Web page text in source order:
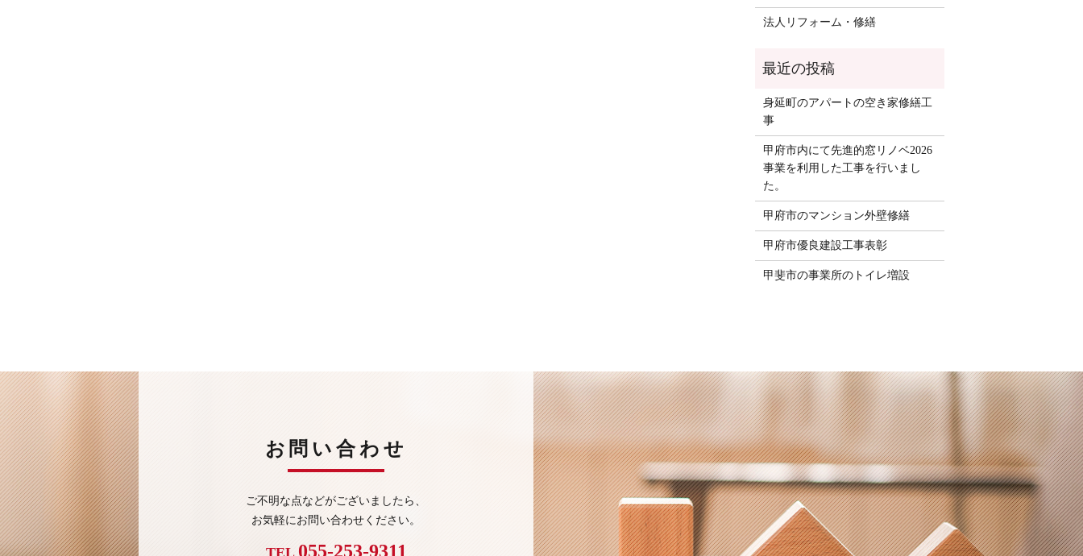
法人リフォーム・修繕
身延町のアパートの空き家修繕工
事
甲府市内にて先進的窓リノベ2026
事業を利用した工事を行いまし
た。
甲府市のマンション外壁修繕
甲府市優良建設工事表彰
甲斐市の事業所のトイレ増設
お問い合わせ
ご不明な点などがございましたら、
お気軽にお問い合わせください。
TEL 055-253-9311